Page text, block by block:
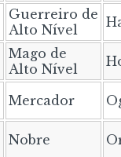
Guerreiro de
Alto Nível
Mago de
Alto Nível
Mercador
Nobre